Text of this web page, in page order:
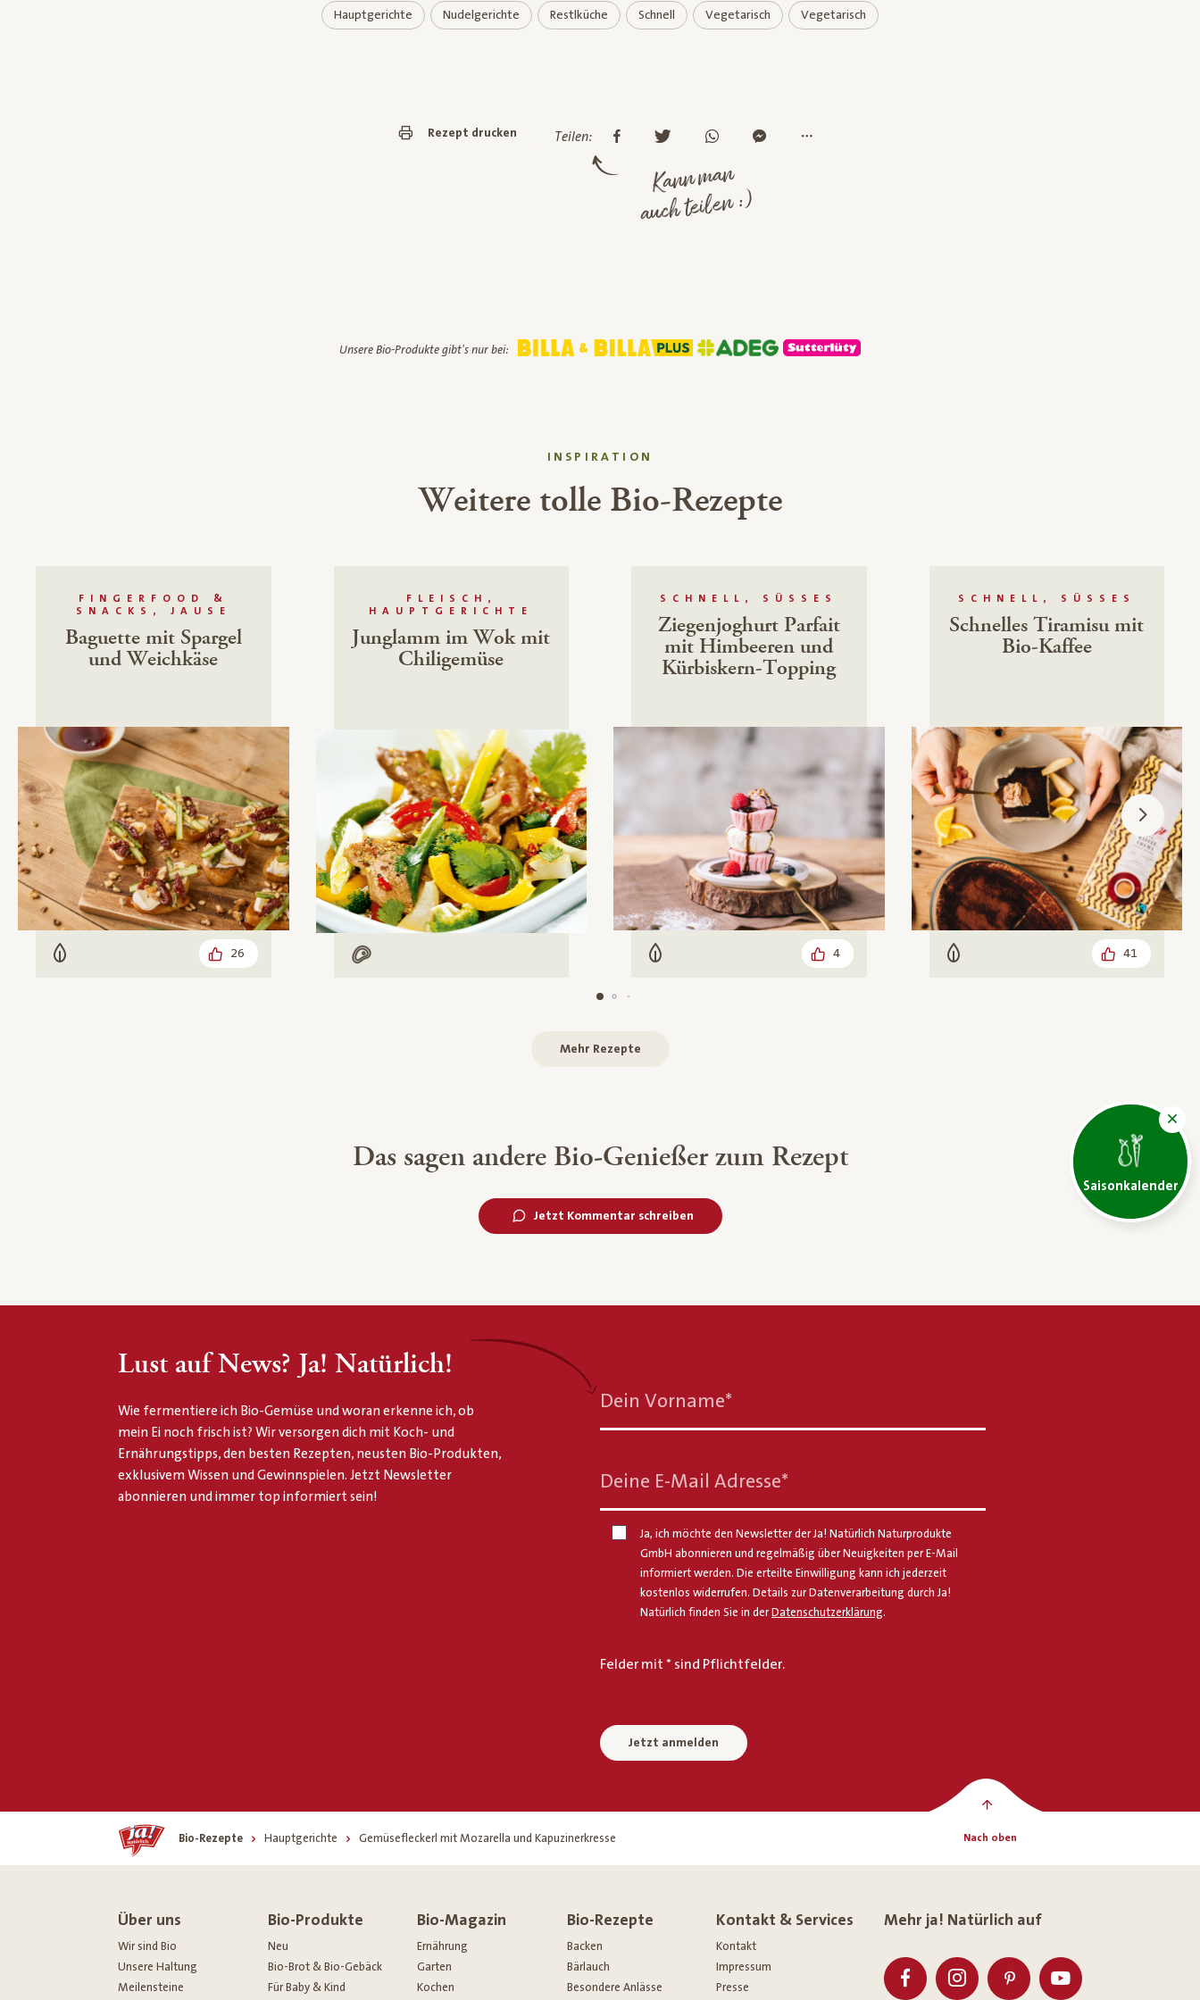
Saisonkalender
Hauptgerichte Nudelgerichte Restlküche Schnell Vegetarisch Vegetarisch
Rezept drucken Teilen:
Kann man
auch teilen :)
Unsere Bio-Produkte gibt's nur bei:
INSPIRATION
Weitere tolle Bio-Rezepte
FINGERFOOD &
SNACKS, JAUSE
Baguette mit Spargel
und Weichkäse
Vegetarisch 26
FLEISCH,
HAUPTGERICHTE
Junglamm im Wok mit
Chiligemüse
Mit Fleisch
SCHNELL, SÜSSES
Ziegenjoghurt Parfait
mit Himbeeren und
Kürbiskern-Topping
Vegetarisch 4
SCHNELL, SÜSSES
Schnelles Tiramisu mit
Bio-Kaffee
Vegetarisch 41
Mehr Rezepte
Das sagen andere Bio-Genießer zum Rezept
Jetzt Kommentar schreiben
Lust auf News? Ja! Natürlich!
Wie fermentiere ich Bio-Gemüse und woran erkenne ich, ob
mein Ei noch frisch ist? Wir versorgen dich mit Koch- und
Ernährungstipps, den besten Rezepten, neusten Bio-Produkten,
exklusivem Wissen und Gewinnspielen. Jetzt Newsletter
abonnieren und immer top informiert sein!
Dein Vorname*
Deine E-Mail Adresse*
Ja, ich möchte den Newsletter der Ja! Natürlich Naturprodukte
GmbH abonnieren und regelmäßig über Neuigkeiten per E-Mail
informiert werden. Die erteilte Einwilligung kann ich jederzeit
kostenlos widerrufen. Details zur Datenverarbeitung durch Ja!
Natürlich finden Sie in der Datenschutzerklärung.
Felder mit * sind Pflichtfelder.
Jetzt anmelden
Home
Bio-Rezepte Hauptgerichte Gemüsefleckerl mit Mozarella und Kapuzinerkresse Nach oben
Über uns
Wir sind Bio
Unsere Haltung
Meilensteine
Bio-Produkte
Neu
Bio-Brot & Bio-Gebäck
Für Baby & Kind
Bio-Magazin
Ernährung
Garten
Kochen
Bio-Rezepte
Backen
Bärlauch
Besondere Anlässe
Kontakt & Services
Kontakt
Impressum
Presse
Mehr ja! Natürlich auf